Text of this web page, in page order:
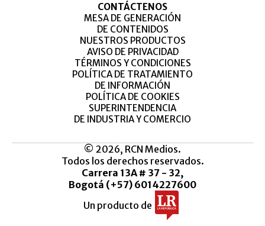
CONTÁCTENOS
MESA DE GENERACIÓN
DE CONTENIDOS
NUESTROS PRODUCTOS
AVISO DE PRIVACIDAD
TÉRMINOS Y CONDICIONES
POLÍTICA DE TRATAMIENTO
DE INFORMACIÓN
POLÍTICA DE COOKIES
SUPERINTENDENCIA
DE INDUSTRIA Y COMERCIO
© 2026, RCN Medios.
Todos los derechos reservados.
Carrera 13A # 37 - 32,
Bogotá (+57) 6014227600
Un producto de